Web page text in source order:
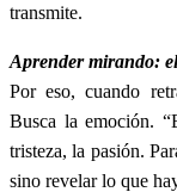
transmite.
Aprender mirando:
Por eso, cuando
Busca la emoción.
tristeza, la pasión.
sino revelar lo que